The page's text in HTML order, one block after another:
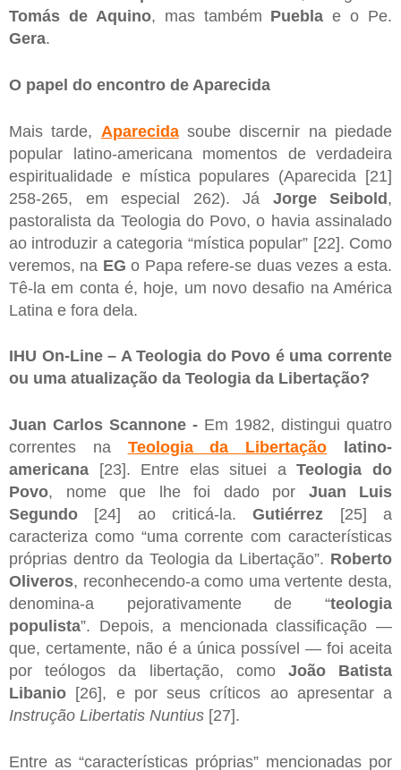
Tomás de Aquino, mas também Puebla e o Pe.
Gera.
O papel do encontro de Aparecida
Mais tarde, Aparecidasoube discernir na piedade
popular latino-americana momentos de verdadeira
espiritualidade e mística populares (Aparecida [21]
258-265, em especial 262). Já Jorge Seibold,
pastoralista da Teologia do Povo, o havia assinalado
ao introduzir a categoria “mística popular” [22]. Como
veremos, na EG o Papa refere-se duas vezes a esta.
Tê-la em conta é, hoje, um novo desafio na América
Latina e fora dela.
IHU On-Line – A Teologia do Povo é uma corrente
ou uma atualização da Teologia da Libertação?
Juan Carlos Scannone - Em 1982, distingui quatro
correntes na Teologia da Libertação latino-
americana [23]. Entre elas situei aTeologia do
Povo, nome que lhe foi dado por Juan Luis
Segundo [24] ao criticá-la.Gutiérrez [25] a
caracteriza como “uma corrente com características
próprias dentro da Teologia da Libertação”. Roberto
Oliveros, reconhecendo-a como uma vertente desta,
denomina-a pejorativamente de “teologia
populista”. Depois, a mencionada classificação —
que, certamente, não é a única possível — foi aceita
por teólogos da libertação, como João Batista
Libanio [26], e por seus críticos ao apresentar a
Instrução Libertatis Nuntius [27].
Entre as “características próprias” mencionadas por